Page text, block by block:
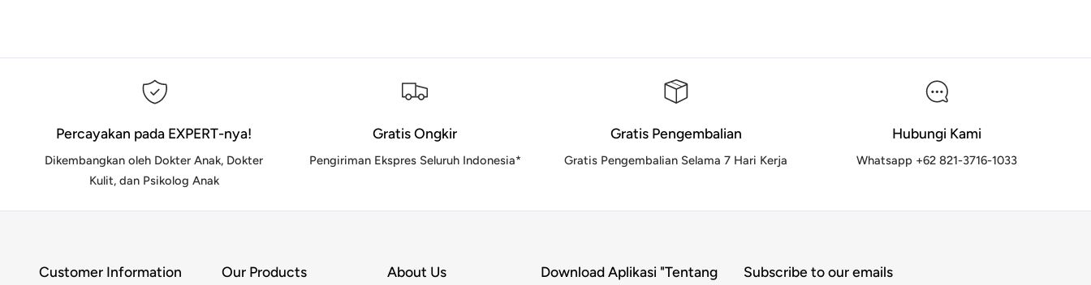
Percayakan pada EXPERT-nya!
Dikembangkan oleh Dokter Anak, Dokter
Kulit, dan Psikolog Anak
Gratis Ongkir
Pengiriman Ekspres Seluruh Indonesia*
Gratis Pengembalian
Gratis Pengembalian Selama 7 Hari Kerja
Hubungi Kami
Whatsapp +62 821-3716-1033
Customer Information Our Products About Us
Download Aplikasi "Tentang
Subscribe to our emails